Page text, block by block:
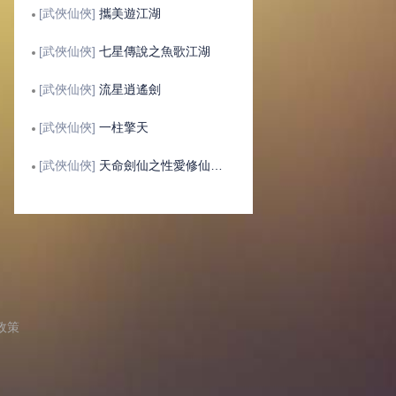
[武俠仙俠] 攜美遊江湖
[武俠仙俠] 七星傳說之魚歌江湖
[武俠仙俠] 流星逍遙劍
[武俠仙俠] 一柱擎天
[武俠仙俠]
策